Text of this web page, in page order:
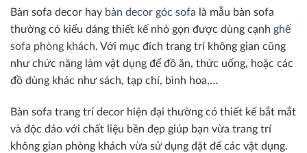
Bàn sofa decor hay bàn decor góc sofa là mẫu bàn sofa
thường có kiểu dáng thiết kế nhỏ gọn được dùng cạnh ghế
sofa phòng khách. Với mục đích trang trí không gian cũng
như chức năng làm vật dụng để đồ ăn, thức uống, hoặc các
đồ dùng khác như sách, tạp chí, bình hoa,…
Bàn sofa trang trí decor hiện đại thường có thiết kế bắt mắt
và độc đáo với chất liệu bền đẹp giúp bạn vừa trang trí
không gian phòng khách vừa sử dụng đặt để các vật dụng.